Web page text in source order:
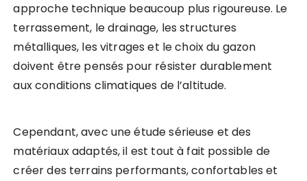
approche technique beaucoup plus rigoureuse. Le
terrassement, le drainage, les structures
métalliques, les vitrages et le choix du gazon
doivent être pensés pour résister durablement
aux conditions climatiques de l’altitude.
Cependant, avec une étude sérieuse et des
matériaux adaptés, il est tout à fait possible de
créer des terrains performants, confortables et